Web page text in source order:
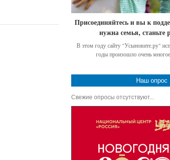
Присоединяйтесь и вы к
нужна семья, станьте
В этом году сайту "Усыновите.ру"
годы произошло очень
Наш опрос
Свежие опросы отсутствуют...